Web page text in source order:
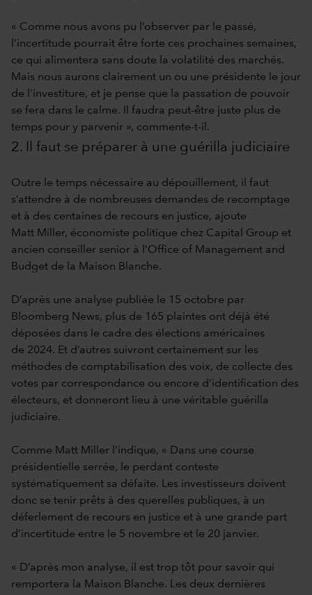
« Comme nous avons pu l’observer par le passé,
l’incertitude pourrait être forte ces prochaines semaines,
ce qui alimentera sans doute la volatilité des marchés.
Mais nous aurons clairement un ou une présidente le jour
de l'investiture, et je pense que la passation de pouvoir
se fera dans le calme. Il faudra peut-être juste plus de
temps pour y parvenir », commente-t-il.
2. Il faut se préparer à une guérilla judiciaire
Outre le temps nécessaire au dépouillement, il faut
s’attendre à de nombreuses demandes de recomptage
et à des centaines de recours en justice, ajoute
Matt Miller, économiste politique chez Capital Group et
ancien conseiller senior à l’Office of Management and
Budget de la Maison Blanche.
D’après une analyse publiée le 15 octobre par
Bloomberg News, plus de 165 plaintes ont déjà été
déposées dans le cadre des élections américaines
de 2024. Et d’autres suivront certainement sur les
méthodes de comptabilisation des voix, de collecte des
votes par correspondance ou encore d’identification des
électeurs, et donneront lieu à une véritable guérilla
judiciaire.
Comme Matt Miller l’indique, « Dans une course
présidentielle serrée, le perdant conteste
systématiquement sa défaite. Les investisseurs doivent
donc se tenir prêts à des querelles publiques, à un
déferlement de recours en justice et à une grande part
d’incertitude entre le 5 novembre et le 20 janvier.
« D’après mon analyse, il est trop tôt pour savoir qui
remportera la Maison Blanche. Les deux dernières